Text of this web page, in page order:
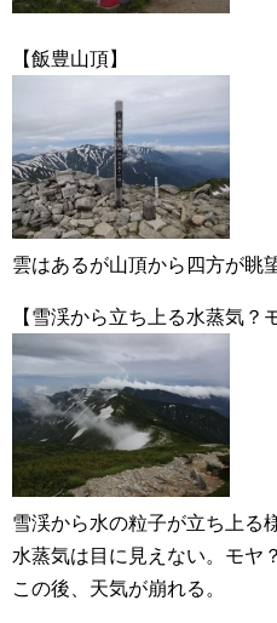
【飯豊山頂】
雲はあるが山頂から四方が眺
【雪渓から立ち上る水蒸気？
雪渓から水の粒子が立ち上る
水蒸気は目に見えない。モヤ
この後、天気が崩れる。